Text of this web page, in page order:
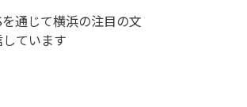
通じて横浜の注目の文
ています